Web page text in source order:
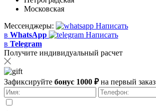
Московская
Мессенджеры:
Написать
в WhatsApp
Написать
в Telegram
Получите индивидуальный расчет
Зафиксируйте бонус 1000 ₽на первый заказ